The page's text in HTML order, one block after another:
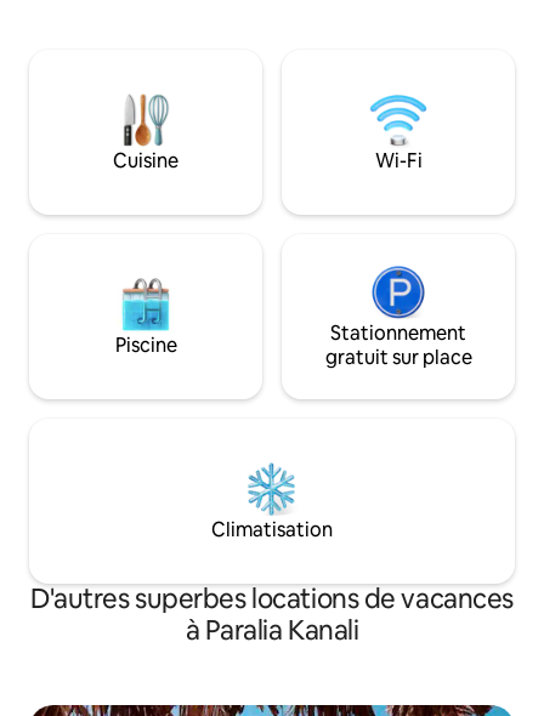
une cuisinière, un four conventionnel,
un four à micro-ondes, un réfrigérateur-
congélateur, mais aussi un foyer
électrique, un coffre-fort, un fer et une
de vastes
quelques
de Kathisma et
choix idéal pour
Cuisine Wi-Fi
Piscine
Stationnement
gratuit sur place
Climatisation
D'autres superbes locations de vacances
à Paralia Kanali